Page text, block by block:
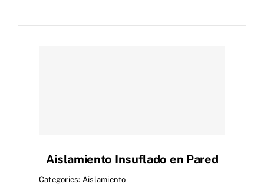
Aislamiento Insuflado en Pared
Categories: Aislamiento